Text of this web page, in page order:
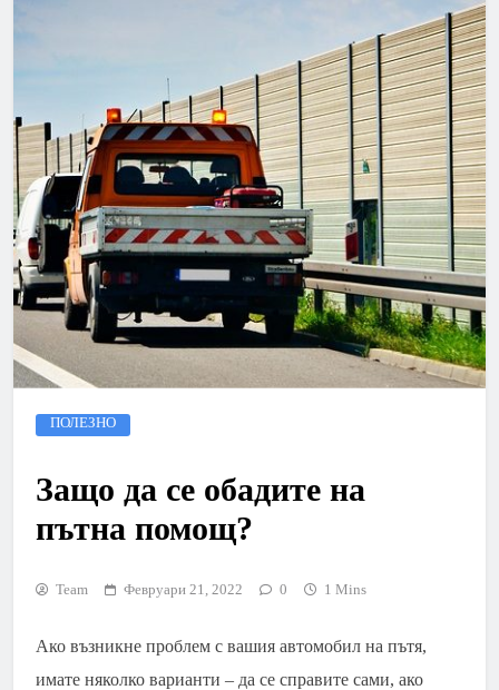
ПОЛЕЗНО
Защо да се обадите на
пътна помощ?
Team Февруари 21, 2022 0 1 Mins
Ако възникне проблем с вашия автомобил на пътя,
имате няколко варианти – да се справите сами, ако